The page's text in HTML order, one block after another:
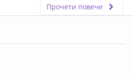
Прочети повече